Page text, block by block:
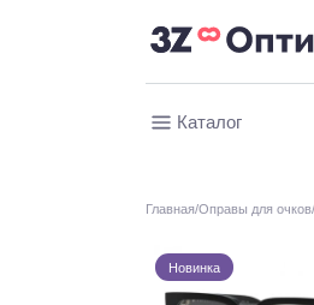
Каталог
Главная Оправы для очков
Новинка